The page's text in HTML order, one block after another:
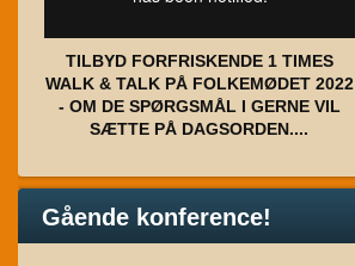
TILBYD FORFRISKENDE 1 TIMES
WALK & TALK PÅ FOLKEMØDET 2022
- OM DE SPØRGSMÅL I GERNE VIL
SÆTTE PÅ DAGSORDEN....
Gående konference!